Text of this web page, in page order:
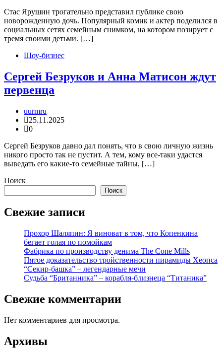
Стас Ярушин трогательно представил публике свою
новорожденную дочь. Популярный комик и актер поделился в
социальных сетях семейным снимком, на котором позирует с
тремя своими детьми. […]
Шоу-бизнес
Сергей Безруков и Анна Матисон ждут
первенца
uurmru
25.11.2025
0
Сергей Безруков давно дал понять, что в свою личную жизнь
никого просто так не пустит. А тем, кому все-таки удастся
выведать его какие-то семейные тайны, […]
Поиск
Поиск
Свежие записи
Прохор Шаляпин: Я виноват в том, что Копенкина
бегает голая по помойкам
Фабрика по производству денима The Cone Mills
Пятое доказательство тройственности пирамиды Хеопса
“Секир-башка” – легендарные мечи
Судьба “Британника” – корабля-близнеца “Титаника”
Свежие комментарии
Нет комментариев для просмотра.
Архивы